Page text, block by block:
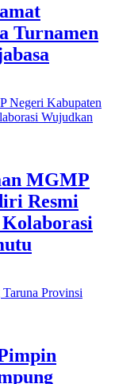
Turnamen
MGMP
Resmi